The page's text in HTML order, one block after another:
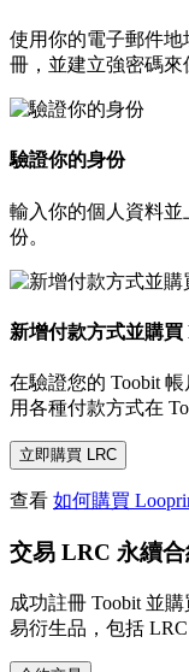
使用你的電子郵件地
冊，並建立強密碼來
驗證你的身份
輸入你的個人資料
份。
新增付款方式並購買
在驗證您的 Toobit
用各種付款方式在
立即購買 LRC
查看 如何購買
交易 LRC 永續
成功註冊 Toobit 並
易衍生品，包括